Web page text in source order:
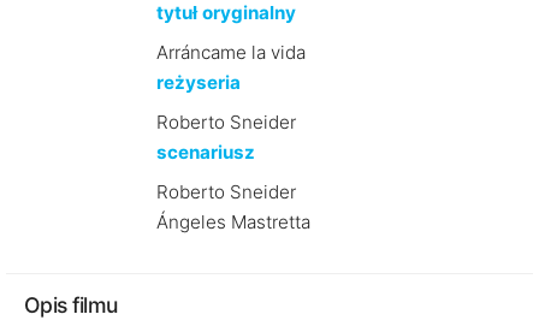
tytuł oryginalny
Arráncame la vida
reżyseria
Roberto Sneider
scenariusz
Roberto Sneider
Ángeles Mastretta
Opis filmu